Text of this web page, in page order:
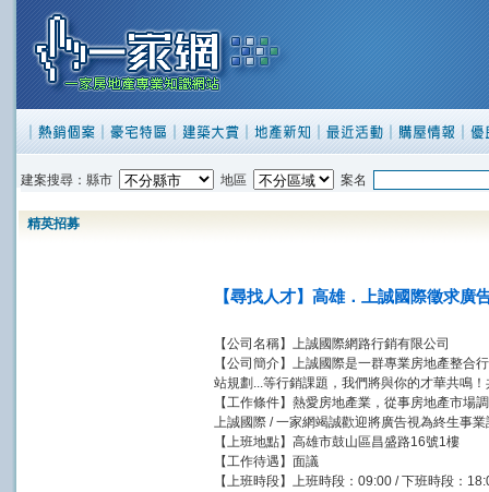
建案搜尋：縣市 地區 案名
精英招募
【尋找人才】高雄．上誠國際徵求廣
【公司名稱】上誠國際網路行銷有限公司
【公司簡介】上誠國際是一群專業房地產整合
站規劃...等行銷課題，我們將與你的才華共鳴
【工作條件】熱愛房地產業，從事房地產市場
上誠國際 / 一家網竭誠歡迎將廣告視為終生事
【上班地點】高雄市鼓山區昌盛路16號1樓
【工作待遇】面議
【上班時段】上班時段：09:00 / 下班時段：